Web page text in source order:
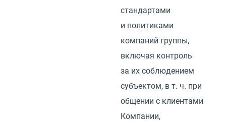
стандартами
и политиками
компаний группы,
включая контроль
за их соблюдением
субъектом, в т. ч. при
общении с клиентами
Компании,